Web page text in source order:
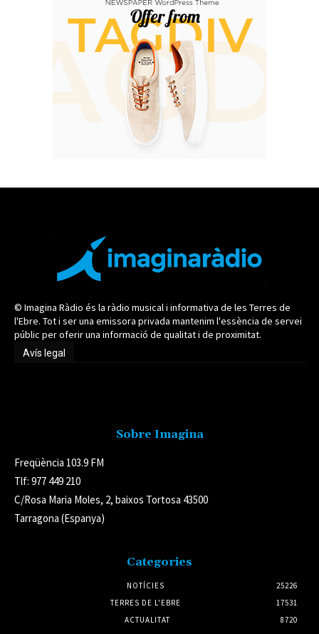
© Imagina Ràdio és la ràdio musical i informativa de les Terres de
l'Ebre. Tot i ser una emissora privada mantenim l'essència de servei
públic per oferir una informació de qualitat i de proximitat.
Avís legal
Sobre Imagina
Freqüència 103.9 FM
Tlf: 977 449 210
C/Rosa Maria Moles, 2, baixos Tortosa 43500
Tarragona (Espanya)
Categories
NOTÍCIES
25226
TERRES DE L'EBRE
17531
ACTUALITAT
8720